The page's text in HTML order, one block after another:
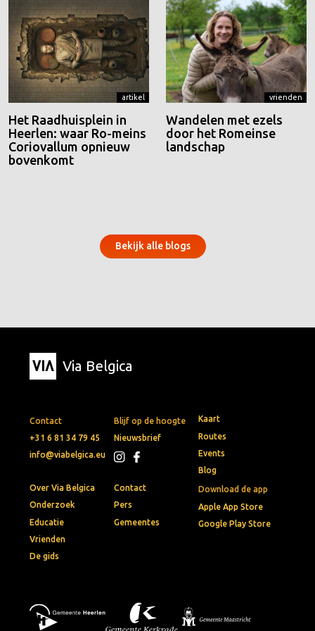
artikel
Het Raadhuisplein in
Heerlen: waar Ro-meins
Coriovallum opnieuw
bovenkomt
vrienden
Wandelen met ezels
door het Romeinse
landschap
Bekijk alle blogs
Via Belgica
Contact
+31 6 81 34 79 45
info@viabelgica.eu
Blijf op de hoogte
Nieuwsbrief
Download de app
Apple App Store
Google Play Store
Kaart
Routes
Events
Blog
Over Via Belgica
Onderzoek
Educatie
Vrienden
De gids
Contact
Pers
Gemeentes